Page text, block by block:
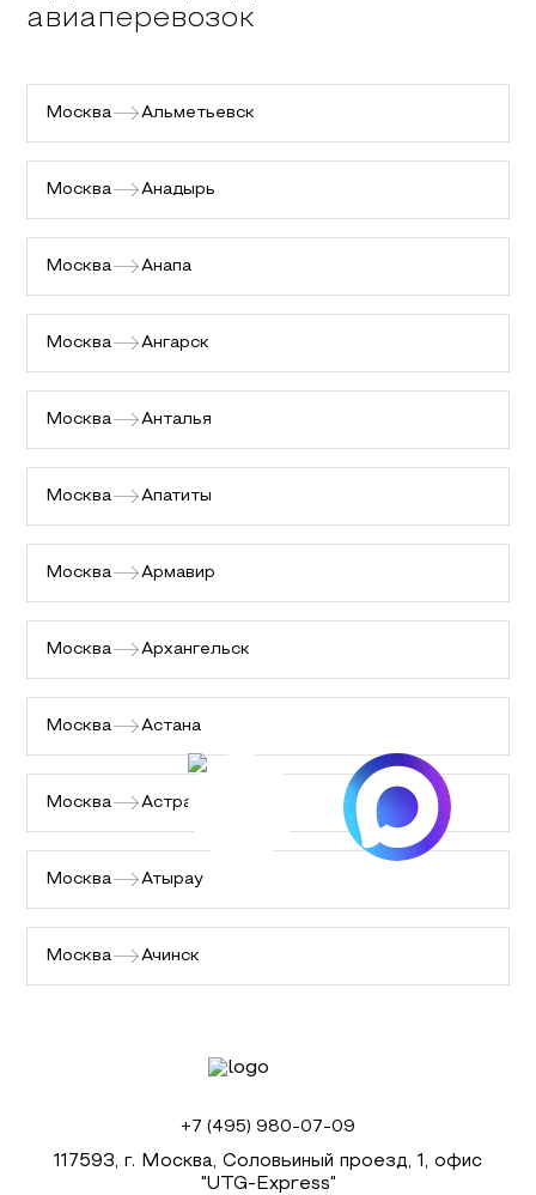
авиаперевозок
Москва Альметьевск
Москва Анадырь
Москва Анапа
Москва Ангарск
Москва Анталья
Москва Апатиты
Москва Армавир
Москва Архангельск
Москва Астана
Москва Астрахань
Москва Атырау
Москва Ачинск
+7 (495) 980-07-09
117593, г. Москва, Соловьиный проезд, 1, офис
"UTG-Express"